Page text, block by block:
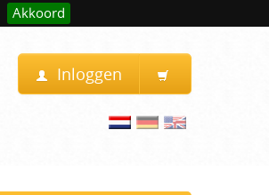
Akkoord
Inloggen